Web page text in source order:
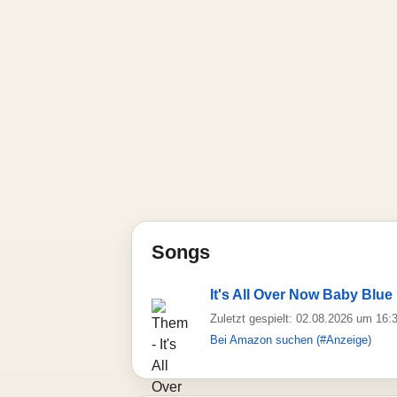
Songs
It's All Over Now Baby Blue
Zuletzt gespielt: 02.08.2026 um
Bei Amazon suchen (#Anzeige)